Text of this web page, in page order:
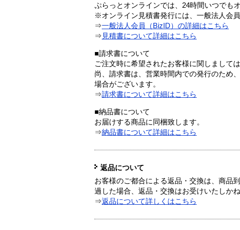
ぷらっとオンラインでは、24時間いつでも
※オンライン見積書発行には、一般法人会
⇒一般法人会員（BizID）の詳細はこちら
⇒ 見積書について詳細はこちら
■請求書について
ご注文時に希望されたお客様に関しまして
尚、請求書は、営業時間内での発行のため
場合がございます。
⇒請求書について詳細はこちら
■納品書について
お届けする商品に同梱致します。
⇒納品書について詳細はこちら
返品について
お客様のご都合による返品・交換は、商品
過した場合、返品・交換はお受けいたしかね
⇒返品について詳しくはこちら